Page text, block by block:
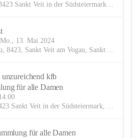
Am Kirchplatz 13, 8423 Sankt Veit in der Südsteiermark, AUT
Muttertaggottesdienst
13. Mai 2024
Sankt Veit am Vogau, 8423, Sankt Veit am Vogau, Sankt Veit in der Südsteiermark, Leibnitz, Steiermark, AUT
kfb
Am Kirchplatz 7, 8423 Sankt Veit in der Südsteiermark, AUT
für alle Damen